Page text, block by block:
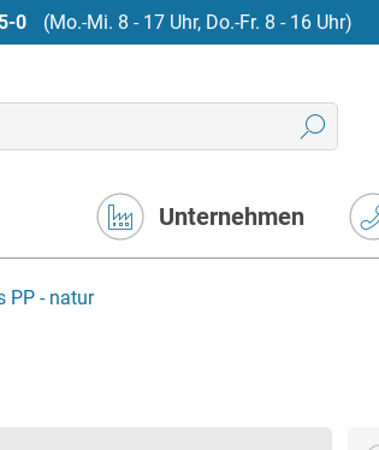
0 (Mo.-Mi. 8 - 17 Uhr, Do.-Fr. 8 - 16 Uhr)
Unternehmen
PP - natur